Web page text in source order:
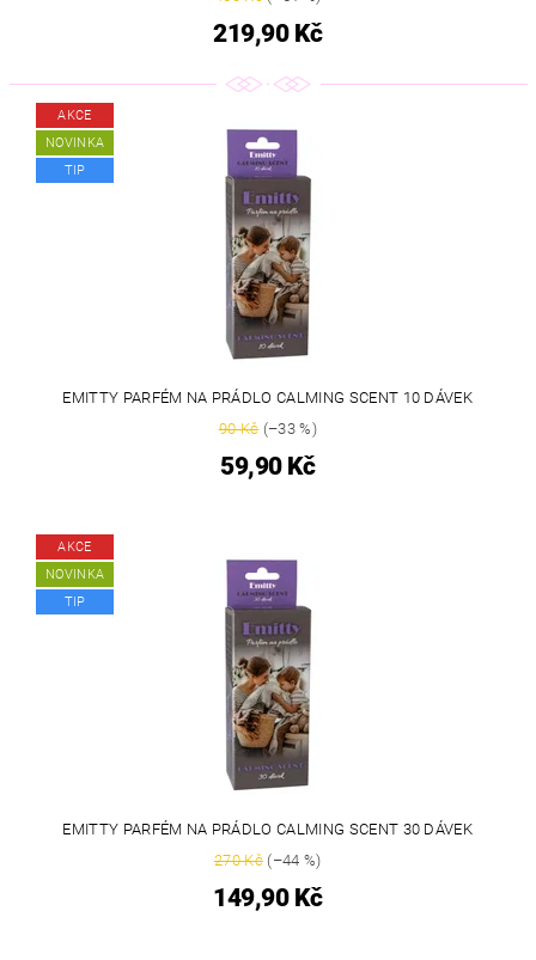
219,90 Kč
AKCE
NOVINKA
TIP
EMITTY PARFÉM NA PRÁDLO CALMING SCENT 10 DÁVEK
90 Kč(–33 %)
59,90 Kč
AKCE
NOVINKA
TIP
EMITTY PARFÉM NA PRÁDLO CALMING SCENT 30 DÁVEK
270 Kč(–44 %)
149,90 Kč